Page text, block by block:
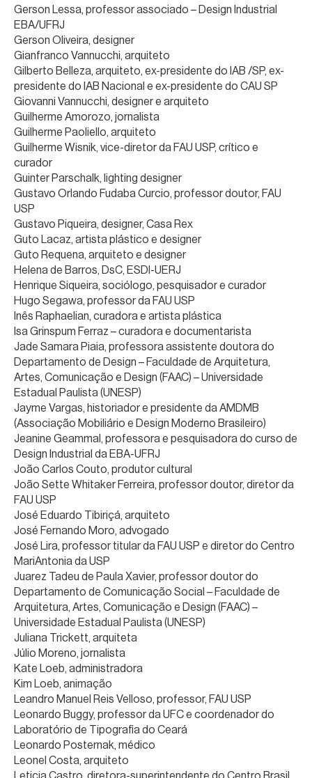
Gerson Lessa, professor associado – Design Industrial
EBA/UFRJ
Gerson Oliveira, designer
Gianfranco Vannucchi, arquiteto
Gilberto Belleza, arquiteto, ex-presidente do IAB /SP, ex-
presidente do IAB Nacional e ex-presidente do CAU SP
Giovanni Vannucchi, designer e arquiteto
Guilherme Amorozo, jornalista
Guilherme Paoliello, arquiteto
Guilherme Wisnik, vice-diretor da FAU USP, crítico e
curador
Guinter Parschalk, lighting designer
Gustavo Orlando Fudaba Curcio, professor doutor, FAU
USP
Gustavo Piqueira, designer, Casa Rex
Guto Lacaz, artista plástico e designer
Guto Requena, arquiteto e designer
Helena de Barros, DsC, ESDI-UERJ
Henrique Siqueira, sociólogo, pesquisador e curador
Hugo Segawa, professor da FAU USP
Inês Raphaelian, curadora e artista plástica
Isa Grinspum Ferraz – curadora e documentarista
Jade Samara Piaia, professora assistente doutora do
Departamento de Design – Faculdade de Arquitetura,
Artes, Comunicação e Design (FAAC) – Universidade
Estadual Paulista (UNESP)
Jayme Vargas, historiador e presidente da AMDMB
(Associação Mobiliário e Design Moderno Brasileiro)
Jeanine Geammal, professora e pesquisadora do curso de
Design Industrial da EBA-UFRJ
João Carlos Couto, produtor cultural
João Sette Whitaker Ferreira, professor doutor, diretor da
FAU USP
José Eduardo Tibiriçá, arquiteto
José Fernando Moro, advogado
José Lira, professor titular da FAU USP e diretor do Centro
MariAntonia da USP
Juarez Tadeu de Paula Xavier, professor doutor do
Departamento de Comunicação Social – Faculdade de
Arquitetura, Artes, Comunicação e Design (FAAC) –
Universidade Estadual Paulista (UNESP)
Juliana Trickett, arquiteta
Júlio Moreno, jornalista
Kate Loeb, administradora
Kim Loeb, animação
Leandro Manuel Reis Velloso, professor, FAU USP
Leonardo Buggy, professor da UFC e coordenador do
Laboratório de Tipografia do Ceará
Leonardo Posternak, médico
Leonel Costa, arquiteto
Leticia Castro, diretora-superintendente do Centro Brasil